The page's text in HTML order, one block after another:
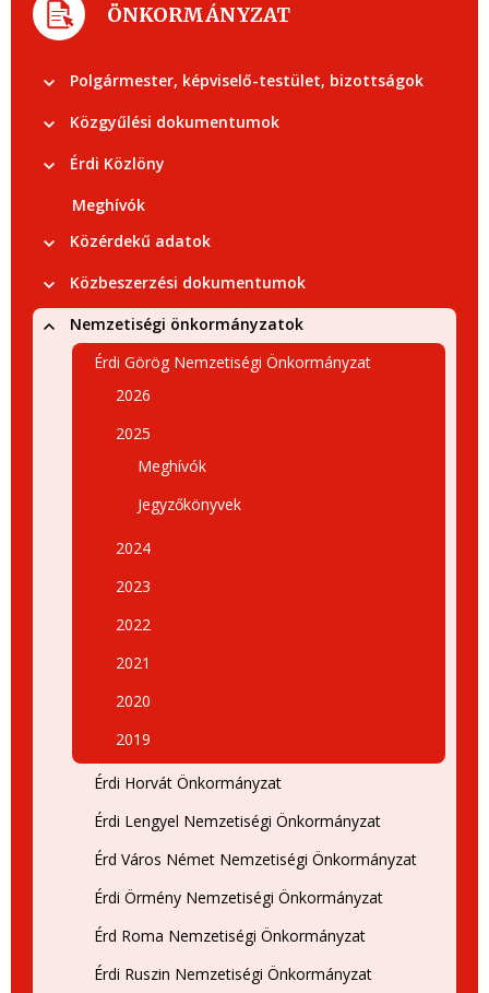
ÖNKORMÁNYZAT
Polgármester, képviselő-testület, bizottságok
Közgyűlési dokumentumok
Érdi Közlöny
Meghívók
Közérdekű adatok
Közbeszerzési dokumentumok
Nemzetiségi önkormányzatok
Érdi Görög Nemzetiségi Önkormányzat
2026
2025
Meghívók
Jegyzőkönyvek
2024
2023
2022
2021
2020
2019
Érdi Horvát Önkormányzat
Érdi Lengyel Nemzetiségi Önkormányzat
Érd Város Német Nemzetiségi Önkormányzat
Érdi Örmény Nemzetiségi Önkormányzat
Érd Roma Nemzetiségi Önkormányzat
Érdi Ruszin Nemzetiségi Önkormányzat